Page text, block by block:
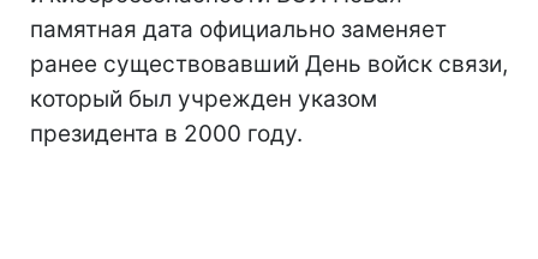
памятная дата официально заменяет
ранее существовавший День войск связи,
который был учрежден указом
президента в 2000 году.